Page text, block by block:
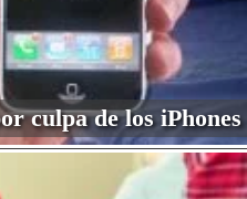
culpa de los iPhones